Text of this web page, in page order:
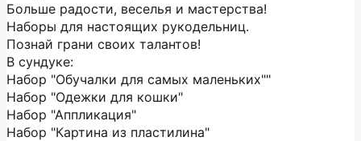
Больше радости, веселья и мастерства!
Наборы для настоящих рукодельниц.
Познай грани своих талантов!
В сундуке:
Набор "Обучалки для самых маленьких""
Набор "Одежки для кошки"
Набор "Аппликация"
Набор "Картина из пластилина"